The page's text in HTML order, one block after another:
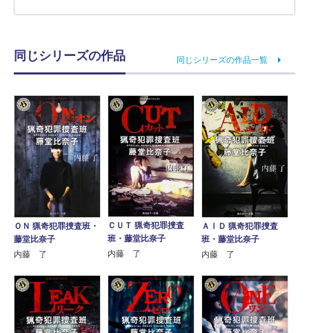
同じシリーズの作品 同じシリーズの作品一覧
ＯＮ 猟奇犯罪捜査班・
藤堂比奈子
内藤 了
ＣＵＴ 猟奇犯罪捜査
班・藤堂比奈子
内藤 了
ＡＩＤ 猟奇犯罪捜査
班・藤堂比奈子
内藤 了